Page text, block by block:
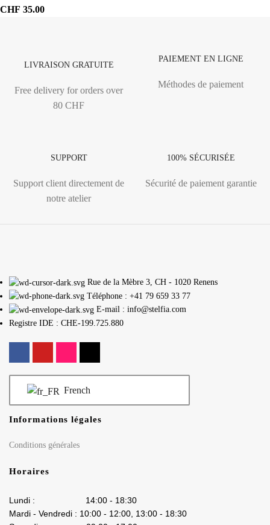
CHF 35.00
LIVRAISON GRATUITE
Free delivery for orders over
80 CHF
PAIEMENT EN LIGNE
Méthodes de paiement
SUPPORT
Support client directement de
notre atelier
100% SÉCURISÉE
Sécurité de paiement garantie
Rue de la Mèbre 3, CH - 1020 Renens
Téléphone : +41 79 659 33 77
E-mail : info@stelfia.com
Registre IDE : CHE-199.725.880
French
Informations légales
Conditions générales
Horaires
Lundi : 14:00 - 18:30
Mardi - Vendredi : 10:00 - 12:00, 13:00 - 18:30